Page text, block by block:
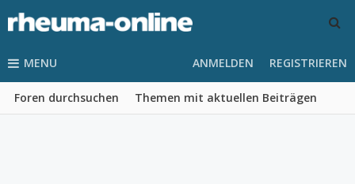
MENU
Foren durchsuchen Themen mit aktuellen Beiträgen
ANMELDEN REGISTRIEREN